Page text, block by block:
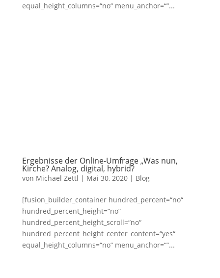
equal_height_columns=“no“ menu_anchor=““...
Ergebnisse der Online-Umfrage „Was nun,
Kirche? Analog, digital, hybrid?
von Michael Zettl | Mai 30, 2020| Blog
[fusion_builder_container hundred_percent=“no“
hundred_percent_height=“no“
hundred_percent_height_scroll=“no“
hundred_percent_height_center_content=“yes“
equal_height_columns=“no“ menu_anchor=““...